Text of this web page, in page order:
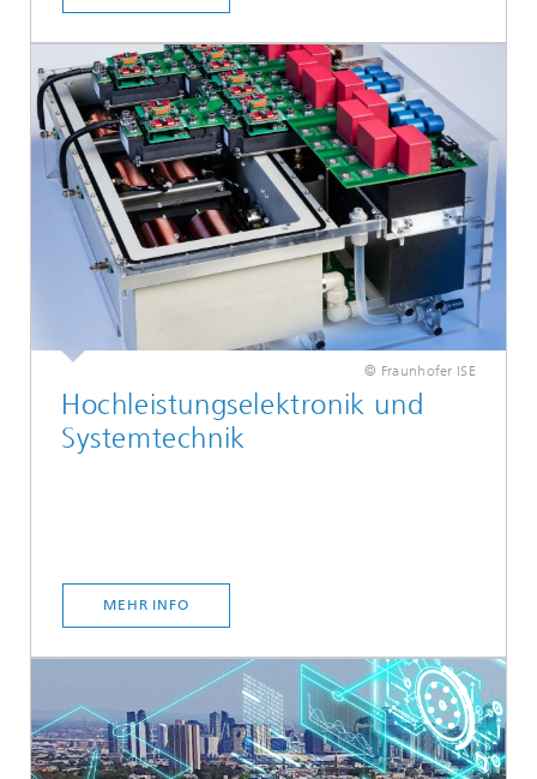
© Fraunhofer ISE
Hochleistungselektronik und
Systemtechnik
MEHR INFO